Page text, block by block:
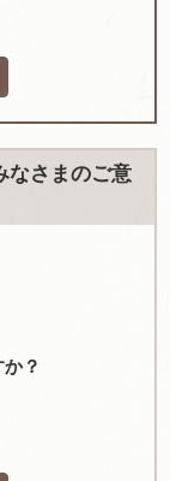
なさまのご意
？